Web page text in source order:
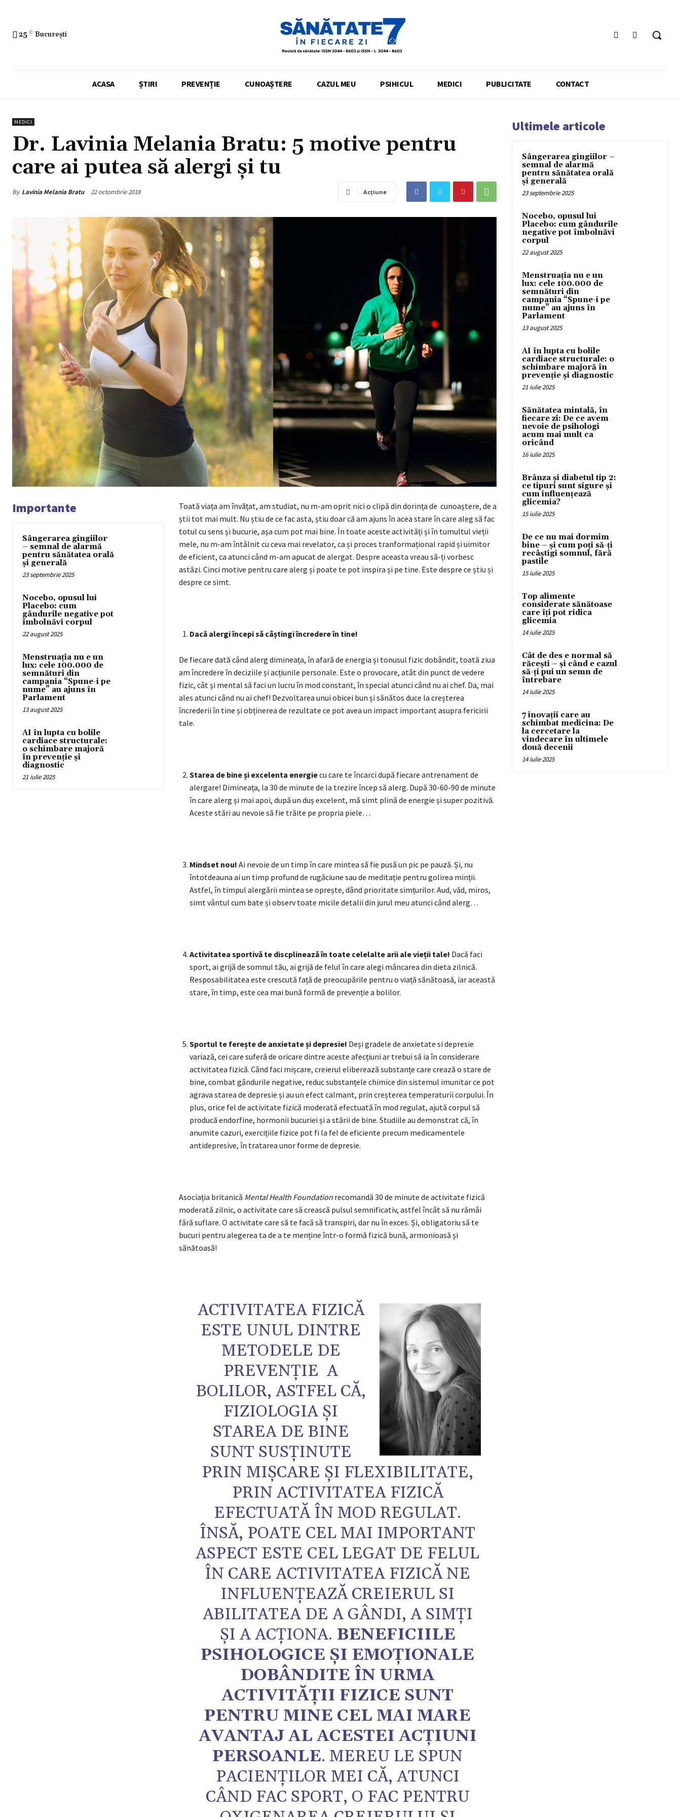
25 C București
ACASA ȘTIRI PREVENȚIE CUNOAȘTERE CAZUL MEU PSIHICUL MEDICI PUBLICITATE CONTACT
MEDICI
Dr. Lavinia Melania Bratu: 5 motive pentru
care ai putea să alergi și tu
By Lavinia Melania Bratu 22 octombrie 2018 Acțiune
Importante
Sângerarea gingiilor
– semnal de alarmă
pentru sănătatea orală
și generală
23 septembrie 2025
Nocebo, opusul lui
Placebo: cum
gândurile negative pot
îmbolnăvi corpul
22 august 2025
Menstruația nu e un
lux: cele 100.000 de
semnături din
campania “Spune-i pe
nume” au ajuns în
Parlament
13 august 2025
AI în lupta cu bolile
cardiace structurale:
o schimbare majoră
în prevenție și
diagnostic
21 iulie 2025
Toată viața am învățat, am studiat, nu m-am oprit nici o clipă din dorința de cunoaștere, de a
știi tot mai mult. Nu știu de ce fac asta, știu doar că am ajuns în acea stare în care aleg să fac
totul cu sens și bucurie, așa cum pot mai bine. În toate aceste activități și în tumultul vieții
mele, nu m-am întâlnit cu ceva mai revelator, ca și proces tranformațional rapid și uimitor
de eficient, ca atunci când m-am apucat de alergat. Despre aceasta vreau să-ți vorbesc
astăzi. Cinci motive pentru care alerg și poate te pot inspira și pe tine. Este despre ce știu și
despre ce simt.
Dacă alergi începi să câștingi încredereîn tine!
De fiecare dată când alerg dimineața, în afară de energia și tonusul fizic dobândit, toată ziua
am încredere în deciziile și acțiunile personale. Este o provocare, atât din punct de vedere
fizic, cât și mental să faci un lucru în mod constant, în special atunci când nu ai chef. Da, mai
ales atunci când nu ai chef! Dezvoltarea unui obicei bun și sănătos duce la creșterea
încrederii în tine și obținerea de rezultate ce pot avea un impact important asupra fericirii
tale.
Starea de bine și excelenta energiecu care te încarci după fiecare antrenament de
alergare! Dimineața, la 30 de minute de la trezire încep să alerg. După 30-60-90 de minute
în care alerg și mai apoi, după un duș excelent, mă simt plină de energie și super pozitivă.
Aceste stări au nevoie să fie trăite pe propria piele…
Mindset nou! Ai nevoie de un timp în care mintea să fie pusă un pic pe pauză. Și, nu
întotdeauna ai un timp profund de rugăciune sau de meditație pentru golirea minții.
Astfel, în timpul alergării mintea se oprește, dând prioritate simțurilor. Aud, văd, miros,
simt vântul cum bate și observ toate micile detalii din jurul meu atunci când alerg…
Activitatea sportivă te discplinează în toate celelalte arii ale vieții tale! Dacă faci
sport, ai grijă de somnul tău, ai grijă de felul în care alegi mâncarea din dieta zilnică.
Resposabilitatea este crescută față de preocupările pentru o viață sănătoasă, iar această
stare, în timp, este cea mai bună formă de prevenție a bolilor.
Sportul te ferește de anxietate și depresie! Deși gradele de anxietate si depresie
variază, cei care suferă de oricare dintre aceste afecțiuni ar trebui să ia în considerare
activitatea fizică. Când faci mișcare, creierul eliberează substanțe care crează o stare de
bine, combat gândurile negative, reduc substanțele chimice din sistemul imunitar ce pot
agrava starea de depresie și au un efect calmant, prin creșterea temperaturii corpului. În
plus, orice fel de activitate fizică moderată efectuată în mod regulat, ajută corpul să
producă endorfine, hormonii bucuriei și a stării de bine. Studiile au demonstrat că, în
anumite cazuri, exercițiile fizice pot fi la fel de eficiente precum medicamentele
antidepresive, în tratarea unor forme de depresie.
Asociația britanică Mental Health Foundationrecomandă 30 de minute de activitate fizică
moderată zilnic, o activitate care să crească pulsul semnificativ, astfel încât să nu rămâi
fără suflare. O activitate care să te facă să transpiri, dar nu în exces. Și, obligatoriu să te
bucuri pentru alegerea ta de a te menține într-o formă fizică bună, armonioasă și
sănătoasă!
ACTIVITATEA FIZICĂ
ESTE UNUL DINTRE
METODELE DE
PREVENȚIE A
BOLILOR, ASTFEL CĂ,
FIZIOLOGIA ȘI
STAREA DE BINE
SUNT SUSȚINUTE
PRIN MIȘCARE ȘI FLEXIBILITATE,
PRIN ACTIVITATEA FIZICĂ
EFECTUATĂ ÎN MOD REGULAT.
ÎNSĂ, POATE CEL MAI IMPORTANT
ASPECT ESTE CEL LEGAT DE FELUL
ÎN CARE ACTIVITATEA FIZICĂ NE
INFLUENȚEAZĂ CREIERUL SI
ABILITATEA DE A GÂNDI, A SIMȚI
ȘI A ACȚIONA. BENEFICIILE
PSIHOLOGICE ȘI EMOȚIONALE
DOBÂNDITE ÎN URMA
ACTIVITĂȚII FIZICE SUNT
PENTRU MINE CEL MAI MARE
AVANTAJ AL ACESTEI ACȚIUNI
PERSOANLE. MEREU LE SPUN
PACIENȚILOR MEI CĂ, ATUNCI
CÂND FAC SPORT, O FAC PENTRU
Ultimele articole
Sângerarea gingiilor –
semnal de alarmă
pentru sănătatea orală
și generală
23 septembrie 2025
Nocebo, opusul lui
Placebo: cum gândurile
negative pot îmbolnăvi
corpul
22 august 2025
Menstruația nu e un
lux: cele 100.000 de
semnături din
campania “Spune-i pe
nume” au ajuns în
Parlament
13 august 2025
AI în lupta cu bolile
cardiace structurale: o
schimbare majoră în
prevenție și diagnostic
21 iulie 2025
Sănătatea mintală, în
fiecare zi: De ce avem
nevoie de psihologi
acum mai mult ca
oricând
16 iulie 2025
Brânza și diabetul tip 2:
ce tipuri sunt sigure și
cum influențează
glicemia?
15 iulie 2025
De ce nu mai dormim
bine – și cum poți să-ți
recâștigi somnul, fără
pastile
15 iulie 2025
Top alimente
considerate sănătoase
care îți pot ridica
glicemia
14 iulie 2025
Cât de des e normal să
răcești – și când e cazul
să-ți pui un semn de
întrebare
14 iulie 2025
7 inovații care au
schimbat medicina: De
la cercetare la
vindecare în ultimele
două decenii
14 iulie 2025